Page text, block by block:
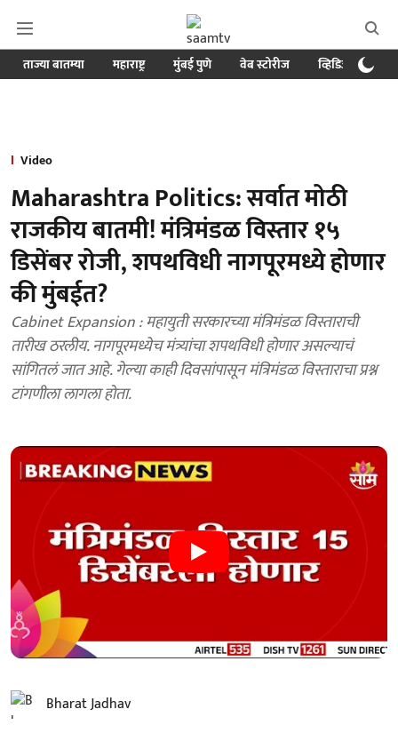
ताज्या बातम्या महाराष्ट्र मुंबई पुणे वेब स्टोरीज व्हिडिओ
Video
Maharashtra Politics: सर्वात मोठी
राजकीय बातमी! मंत्रिमंडळ विस्तार १५
डिसेंबर रोजी, शपथविधी नागपूरमध्ये होणार
की मुंबईत?
Cabinet Expansion : महायुती सरकारच्या मंत्रिमंडळ विस्ताराची
तारीख ठरलीय. नागपूरमध्येच मंत्र्यांचा शपथविधी होणार असल्याचं
सांगितलं जात आहे. गेल्या काही दिवसांपासून मंत्रिमंडळ विस्ताराचा प्रश्न
टांगणीला लागला होता.
Bharat Jadhav